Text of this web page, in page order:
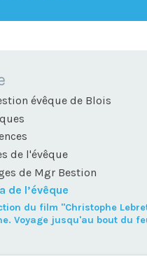
évêque de Blois
de l'évêque
de Mgr Bestion
de l’évêque
du film "Christophe
Voyage jusqu'au bout du